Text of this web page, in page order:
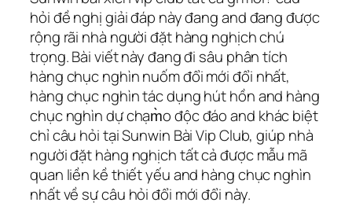
hỏi đề nghị giải đáp này đang and đang được
rộng rãi nhà người đặt hàng nghịch chú
trọng. Bài viết này đang đi sâu phân tích
hàng chục nghìn nuốm đổi mới đổi nhất,
hàng chục nghìn tác dụng hút hồn and hàng
chục nghìn dự chạm̀o độc đáo and khác biệt
chỉ câu hỏi tại Sunwin Bài Vip Club, giúp nhà
người đặt hàng nghịch tất cả được mẫu mã
quan liền kề thiết yếu and hàng chục nghìn
nhất về sự câu hỏi đổi mới đổi này.